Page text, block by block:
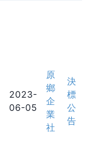
2023-
06-05
原
鄉
企
業
社
決
標
公
告